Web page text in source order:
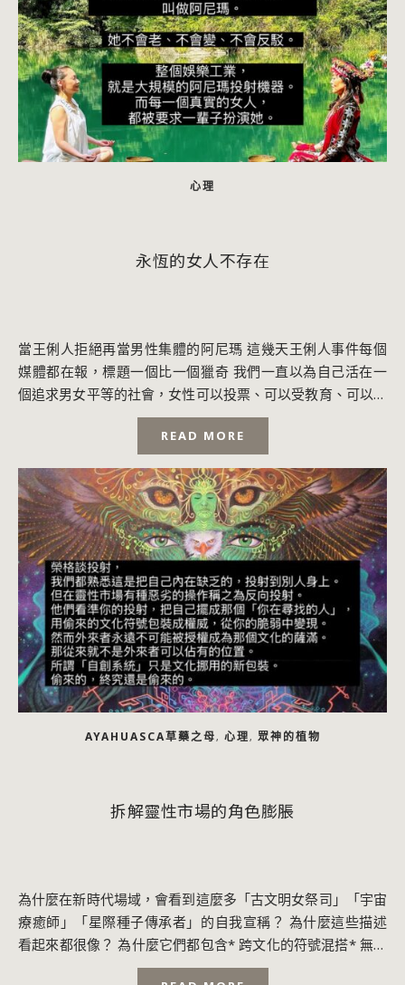
心理
永恆的女人不存在
當王俐人拒絕再當男性集體的阿尼瑪 這幾天王俐人事件每個
媒體都在報，標題一個比一個獵奇 我們一直以為自己活在一
個追求男女平等的社會，女性可以投票、可以受教育、可以當
總統、可以選擇不結婚、可以離婚、可以工...
READ MORE
AYAHUASCA草藥之母, 心理, 眾神的植物
拆解靈性市場的角色膨脹
為什麼在新時代場域，會看到這麼多「古文明女祭司」「宇宙
療癒師」「星際種子傳承者」的自我宣稱？ 為什麼這些描述
看起來都很像？ 為什麼它們都包含* 跨文化的符號混搭* 無法
被檢驗的抽象詞彙* 高密度的頭銜...